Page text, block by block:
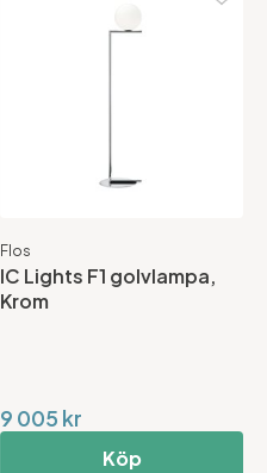
Flos
IC Lights F1 golvlampa,
Krom
9 005 kr
Köp